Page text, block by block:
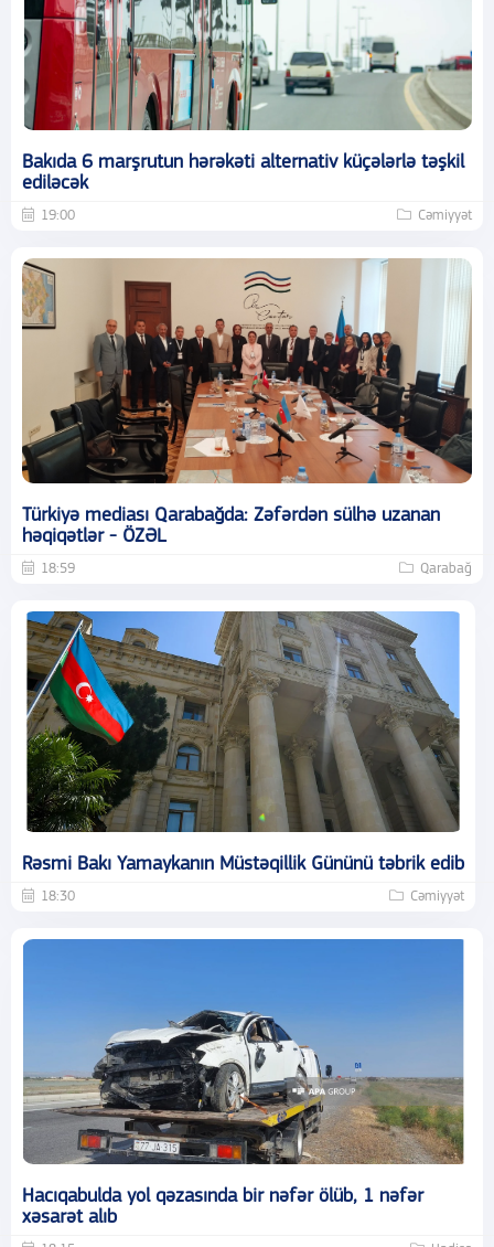
Bakıda 6 marşrutun hərəkəti alternativ küçələrlə təşkil
ediləcək
19:00 Cəmiyyət
Türkiyə mediası Qarabağda: Zəfərdən sülhə uzanan
həqiqətlər - ÖZƏL
18:59 Qarabağ
Rəsmi Bakı Yamaykanın Müstəqillik Gününü təbrik edib
18:30 Cəmiyyət
Hacıqabulda yol qəzasında bir nəfər ölüb, 1 nəfər
xəsarət alıb